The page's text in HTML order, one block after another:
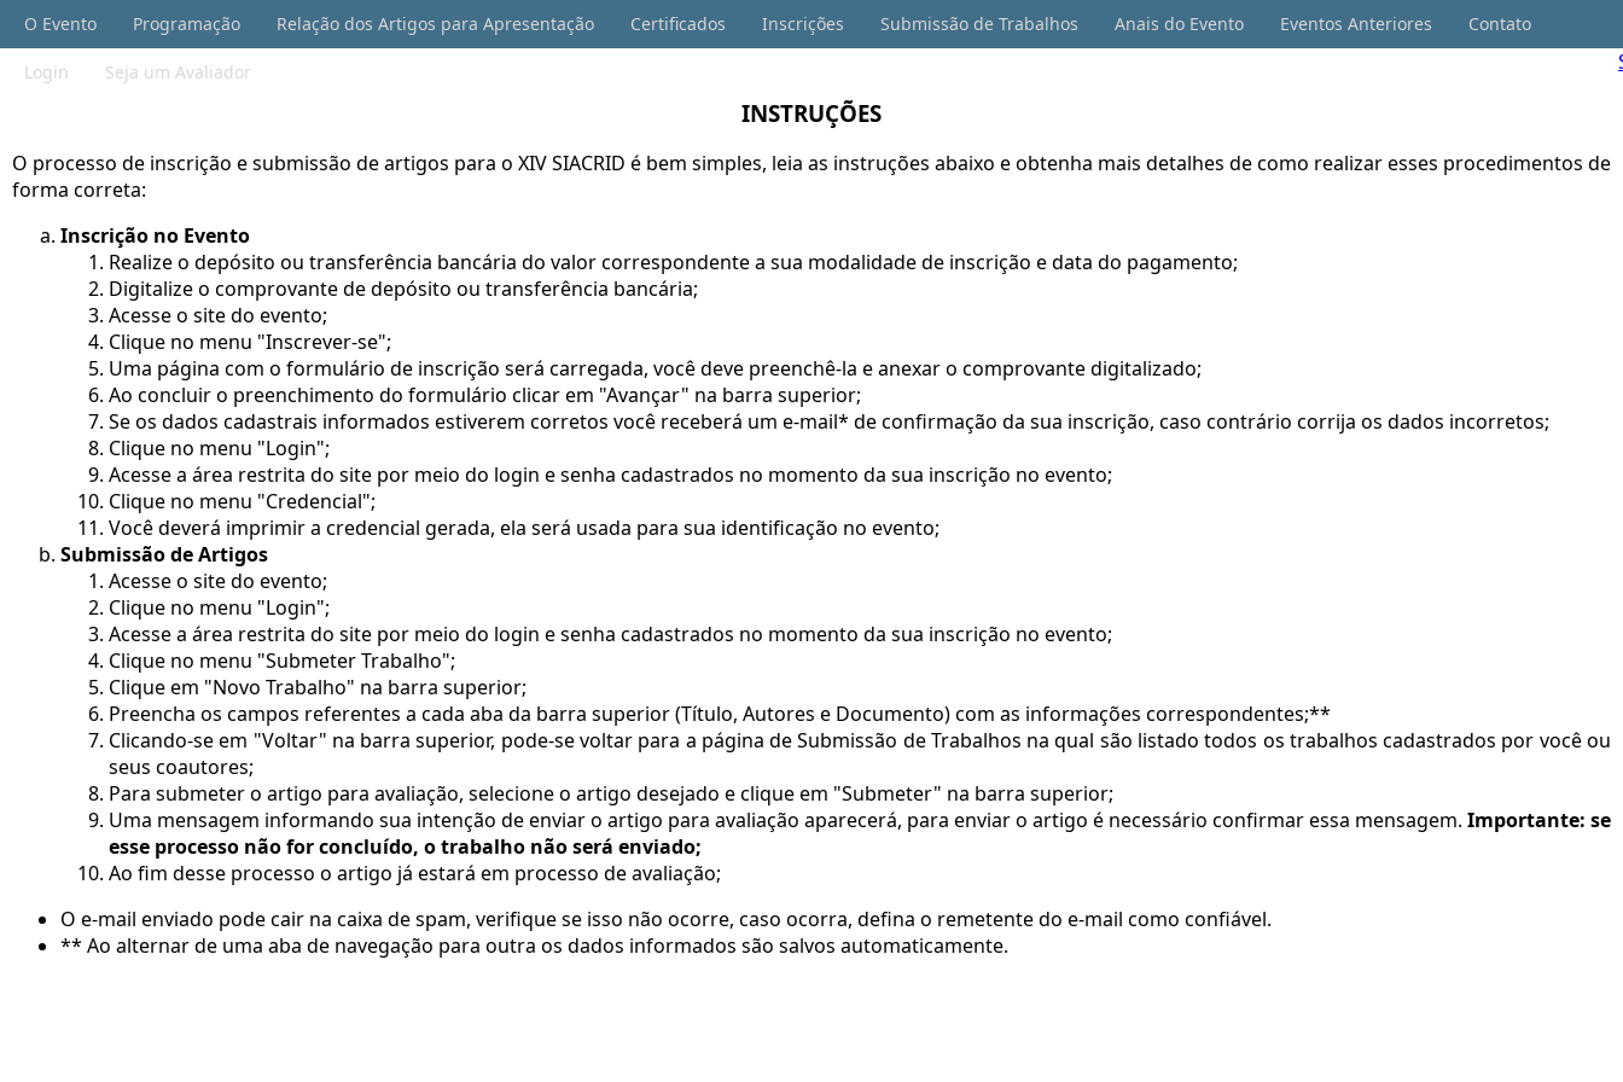
O Evento Programação Relação dos Artigos para Apresentação Certificados Inscrições Submissão de Trabalhos Anais do Evento Eventos Anteriores Contato
Login Seja um Avaliador
INSTRUÇÕES
O processo de inscrição e submissão de artigos para o XIV SIACRID é bem simples, leia as instruções abaixo e obtenha mais detalhes de como realizar esses procedimentos de
forma correta:
Inscrição no Evento
Realize o depósito ou transferência bancária do valor correspondente a sua modalidade de inscrição e data do pagamento;
Digitalize o comprovante de depósito ou transferência bancária;
Acesse o site do evento;
Clique no menu "Inscrever-se";
Uma página com o formulário de inscrição será carregada, você deve preenchê-la e anexar o comprovante digitalizado;
Ao concluir o preenchimento do formulário clicar em "Avançar" na barra superior;
Se os dados cadastrais informados estiverem corretos você receberá um e-mail* de confirmação da sua inscrição, caso contrário corrija os dados incorretos;
Clique no menu "Login";
Acesse a área restrita do site por meio do login e senha cadastrados no momento da sua inscrição no evento;
Clique no menu "Credencial";
Você deverá imprimir a credencial gerada, ela será usada para sua identificação no evento;
Submissão de Artigos
Acesse o site do evento;
Clique no menu "Login";
Acesse a área restrita do site por meio do login e senha cadastrados no momento da sua inscrição no evento;
Clique no menu "Submeter Trabalho";
Clique em "Novo Trabalho" na barra superior;
Preencha os campos referentes a cada aba da barra superior (Título, Autores e Documento) com as informações correspondentes;**
Clicando-se em "Voltar" na barra superior, pode-se voltar para a página de Submissão de Trabalhos na qual são listado todos os trabalhos cadastrados por você ou
seus coautores;
Para submeter o artigo para avaliação, selecione o artigo desejado e clique em "Submeter" na barra superior;
Uma mensagem informando sua intenção de enviar o artigo para avaliação aparecerá, para enviar o artigo é necessário confirmar essa mensagem. Importante: se
esse processo não for concluído, o trabalho não será enviado;
Ao fim desse processo o artigo já estará em processo de avaliação;
O e-mail enviado pode cair na caixa de spam, verifique se isso não ocorre, caso ocorra, defina o remetente do e-mail como confiável.
** Ao alternar de uma aba de navegação para outra os dados informados são salvos automaticamente.